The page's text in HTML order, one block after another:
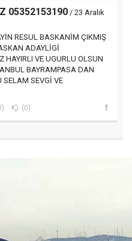
05352153190 / 23 Aralık
RESUL BASKANİM ÇIKMIŞ
ADAYLİGİ
HAYIRLI VE UGURLU OLSUN
BAYRAMPASA DAN
SELAM SEVGİ VE
(0)